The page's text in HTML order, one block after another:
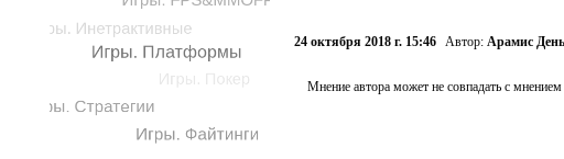
24 октября 2018 г. 15:46 Автор: Арамис День
Мнение автора может не совпадать с